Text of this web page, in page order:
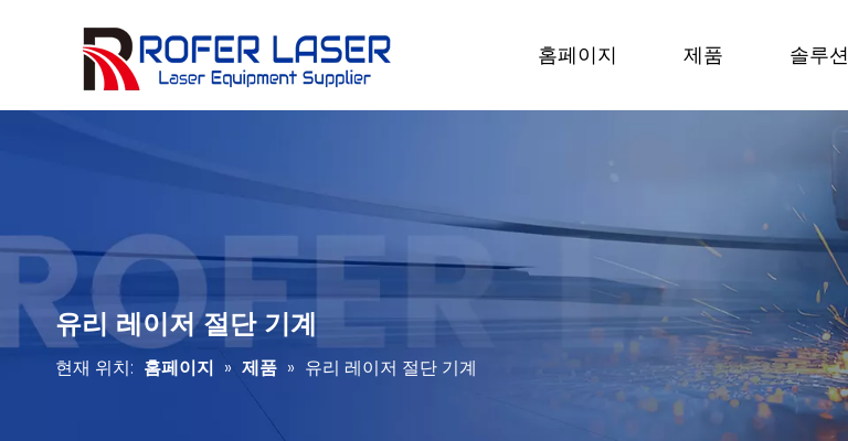
홈페이지 제품 솔루션
유리 레이저 절단 기계
현재 위치: 홈페이지 » 제품 » 유리 레이저 절단 기계